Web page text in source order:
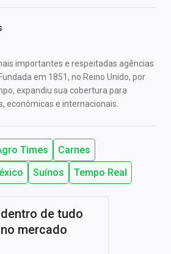
importantes e respeitadas agências
em 1851, no Reino Unido, por
expandiu sua cobertura para
econômicas e internacionais.
Times
Carnes
Suínos Tempo Real
de tudo
mercado